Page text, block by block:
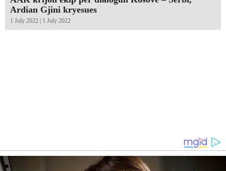
Ardian Gjini kryesues
1 July 2022 | 1 July 2022